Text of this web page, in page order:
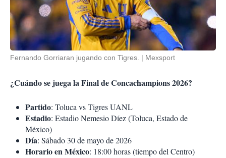
Fernando Gorriaran jugando con Tigres. Mexsport
¿Cuándo se juega la Final de Concachampions 2026?
Partido: Toluca vs Tigres UANL
Estadio: Estadio Nemesio Díez (Toluca, Estado de
México)
Día: Sábado 30 de mayo de 2026
Horario en México: 18:00 horas (tiempo del Centro)